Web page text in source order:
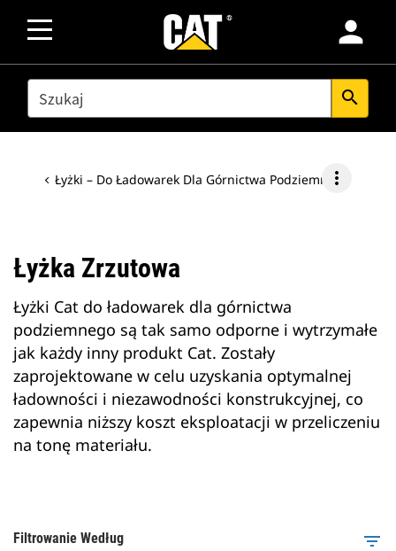
person
SEARCH search
Łyżki – Do Ładowarek Dla Górnictwa Podziemnego
more_vert
Łyżka Zrzutowa
Łyżki Cat do ładowarek dla górnictwa
podziemnego są tak samo odporne i wytrzymałe
jak każdy inny produkt Cat. Zostały
zaprojektowane w celu uzyskania optymalnej
ładowności i niezawodności konstrukcyjnej, co
zapewnia niższy koszt eksploatacji w przeliczeniu
na tonę materiału.
Filtrowanie Według filter_list